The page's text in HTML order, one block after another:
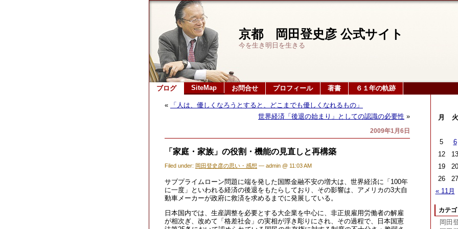
京都 岡田登史彦 公式サイト
今を生き明日を生きる
ブログ SiteMap お問合せ プロフィール 著書 ６１年の軌跡
«
「人は、優しくなろうとすると、どこまでも優しくなれるもの」
世界経済「後退の始まり」としての認識の必要性 »
2009年1月6日
「家庭・家族」の役割・機能の見直しと再構築
Filed under: 岡田登史彦の思い・感想 — admin @ 11:03 AM
サブプライムローン問題に端を発した国際金融不安の増大は、世界経済に「100年
に一度」といわれる経済の後退をもたらしており、その影響は、アメリカの3大自
動車メーカーが政府に救済を求めるまでに発展している。
日本国内では、生産調整を必要とする大企業を中心に、非正規雇用労働者の解雇
が相次ぎ、改めて「格差社会」の実相が浮き彫りにされ、その過程で、日本国憲
月 火
« 11月
5
6
12
13
19
20
26
27
カテ
岡田